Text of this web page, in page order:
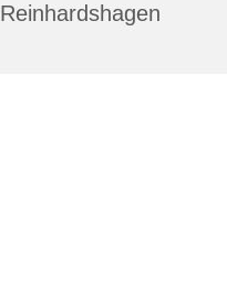
Reinhardshagen